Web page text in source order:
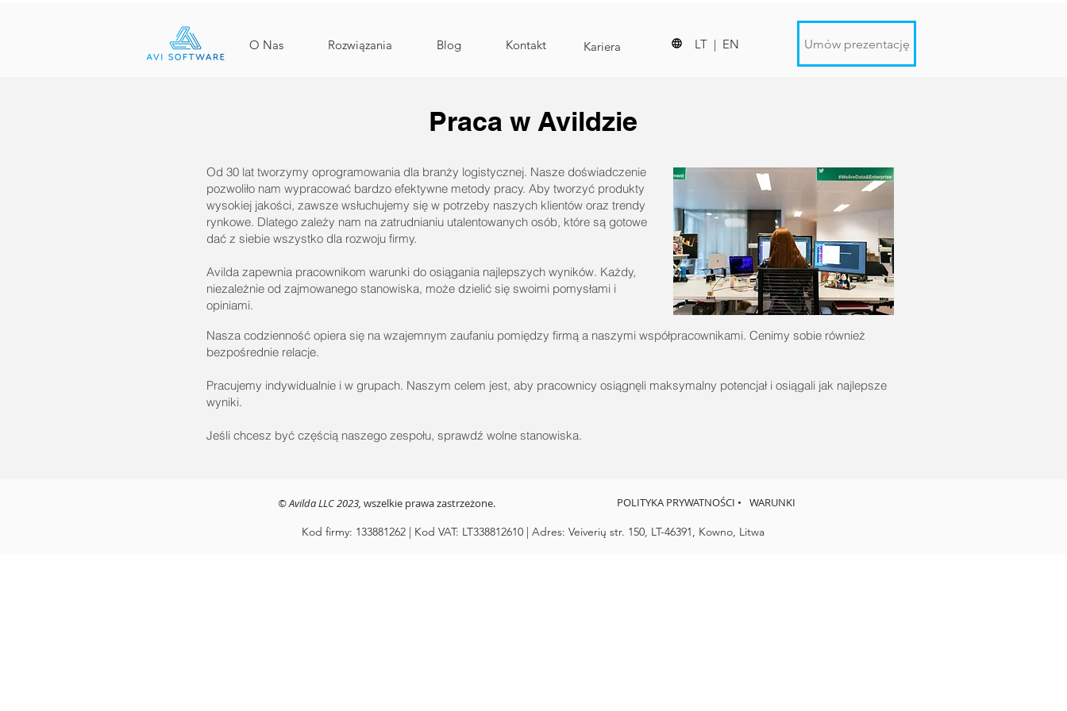
O Nas Rozwiązania Blog Kontakt Kariera LT | EN Umów prezentację
Praca w Avildzie
Od 30 lat tworzymy oprogramowania dla branży logistycznej. Nasze doświadczenie
pozwoliło nam wypracować bardzo efektywne metody pracy. Aby tworzyć produkty
wysokiej jakości, zawsze wsłuchujemy się w potrzeby naszych klientów oraz trendy
rynkowe. Dlatego zależy nam na zatrudnianiu utalentowanych osób, które są gotowe
dać z siebie wszystko dla rozwoju firmy.
Avilda zapewnia pracownikom warunki do osiągania najlepszych wyników. Każdy,
niezależnie od zajmowanego stanowiska, może dzielić się swoimi pomysłami i
opiniami.
Nasza codzienność opiera się na wzajemnym zaufaniu pomiędzy firmą a naszymi współpracownikami. Cenimy sobie również
bezpośrednie relacje.
Pracujemy indywidualnie i w grupach. Naszym celem jest, aby pracownicy osiągnęli maksymalny potencjał i osiągali jak najlepsze
wyniki.
Jeśli chcesz być częścią naszego zespołu, sprawdź wolne stanowiska.
© Avilda LLC 2023, wszelkie prawa zastrzeżone. POLITYKA PRYWATNOŚCI • WARUNKI
Kod firmy: 133881262 | Kod VAT: LT338812610 | Adres: Veiverių str. 150, LT-46391, Kowno, Litwa